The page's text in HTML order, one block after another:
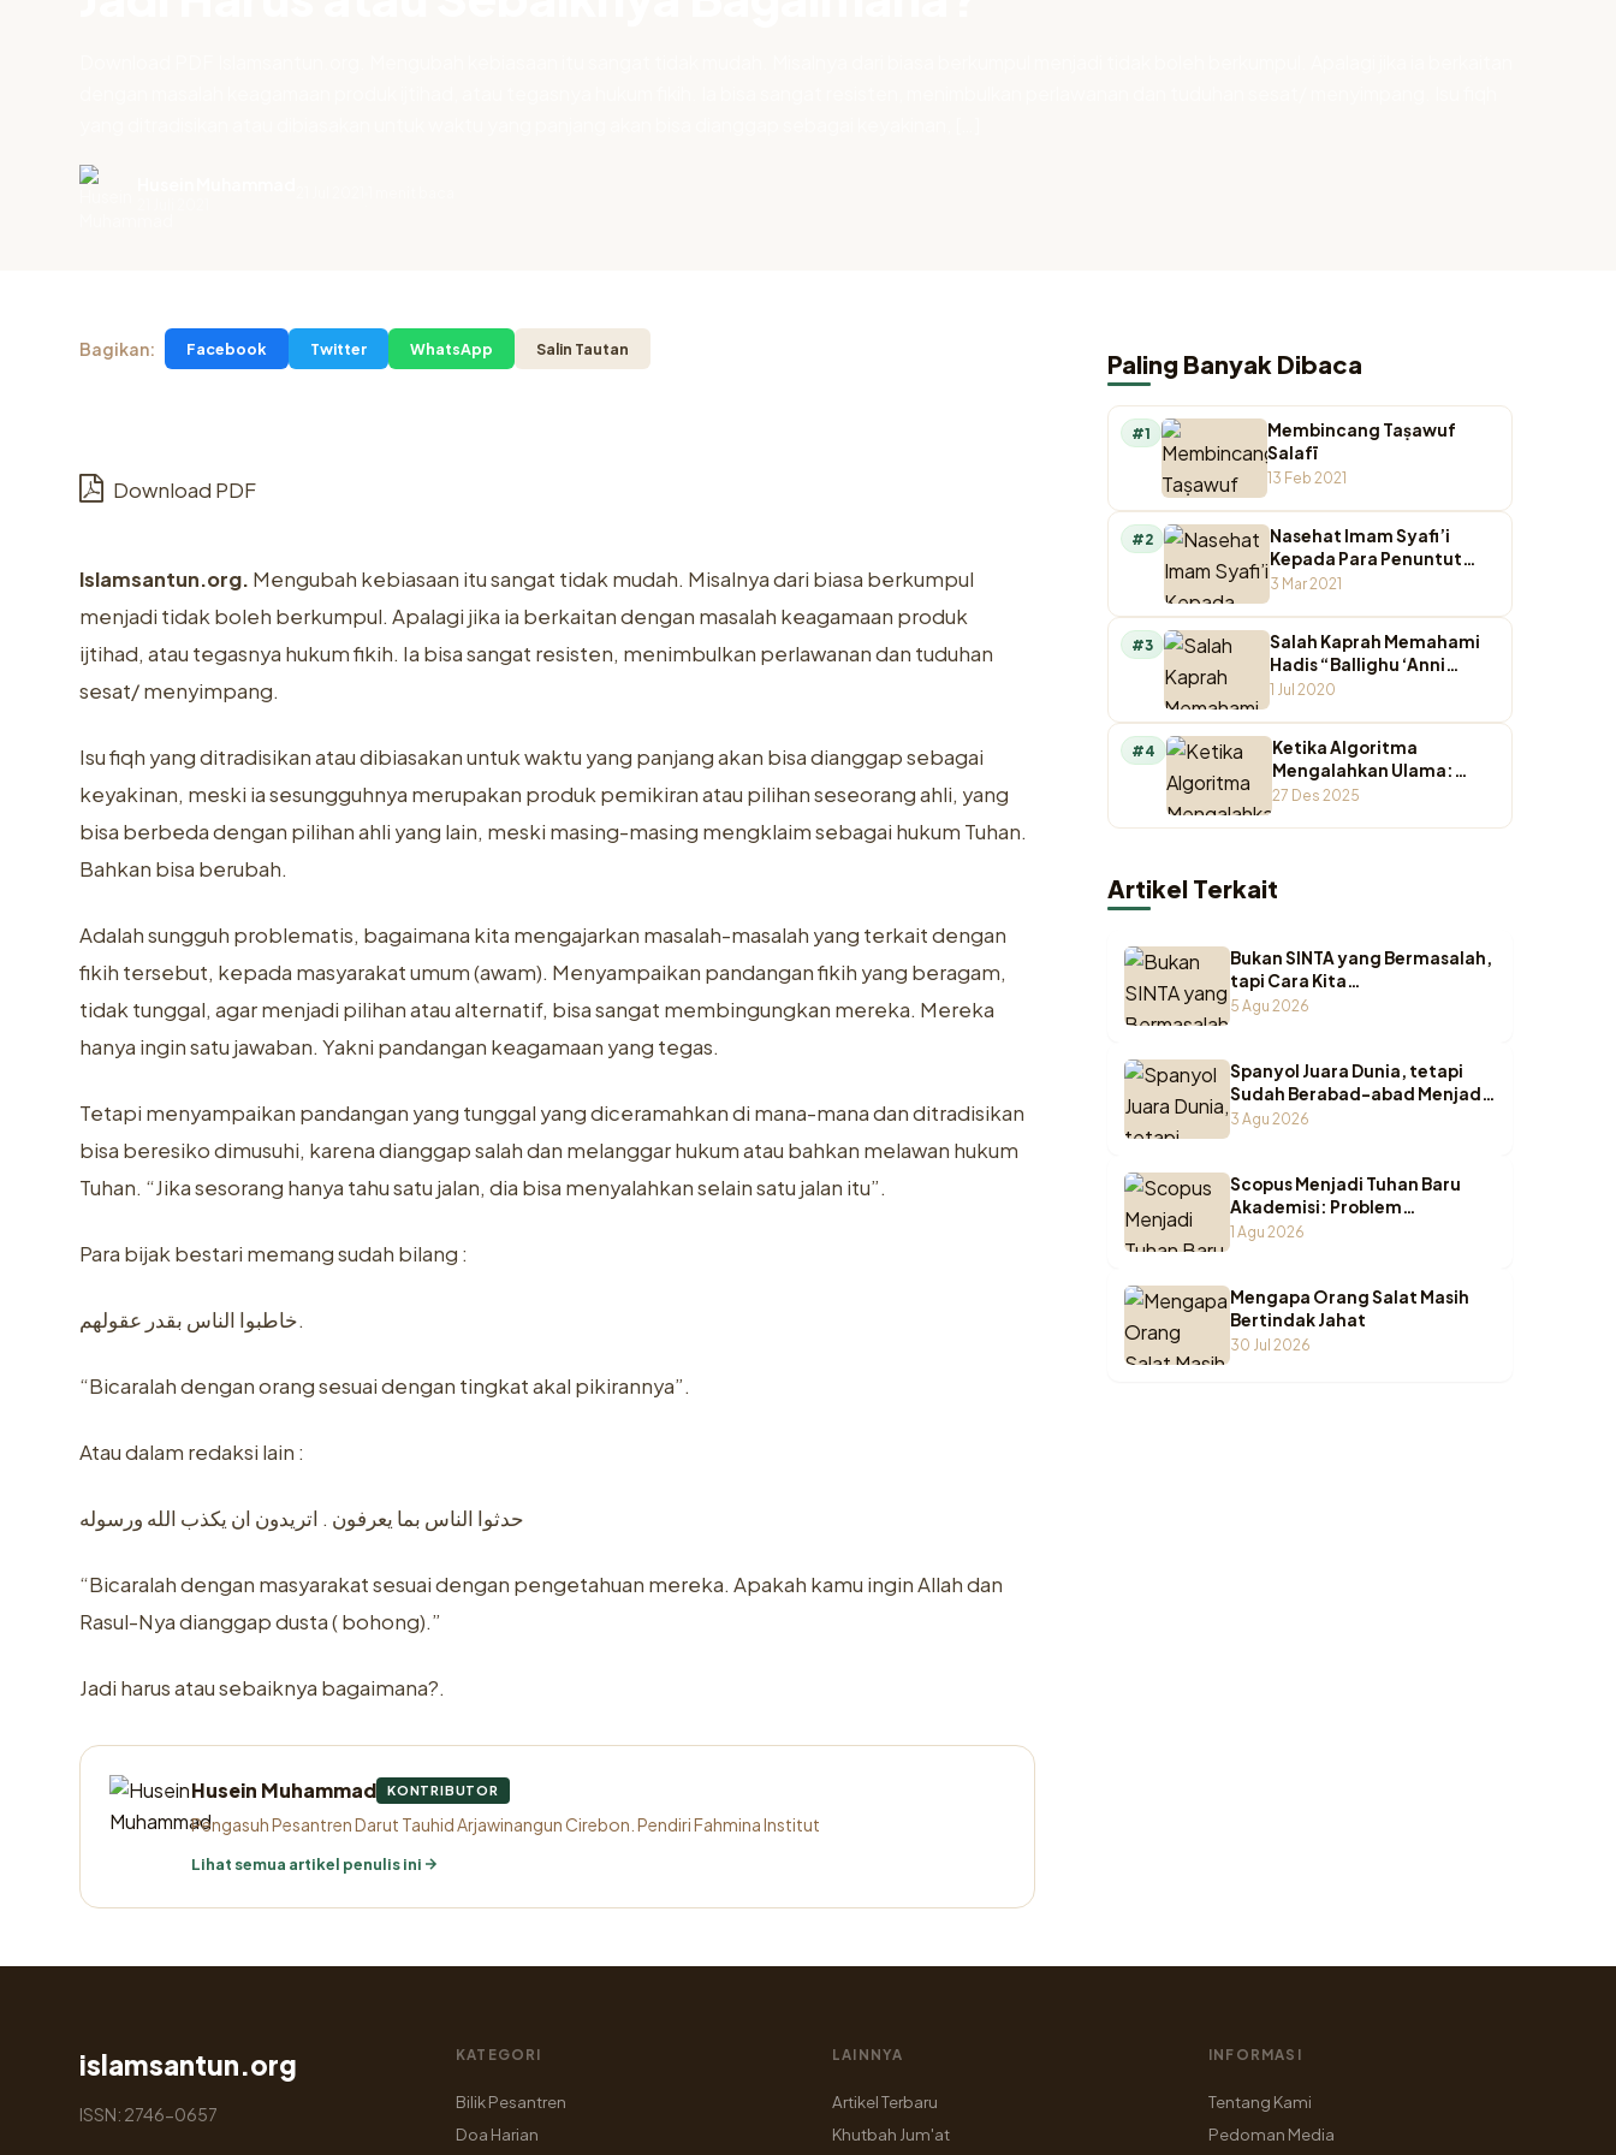
Bagikan: Facebook Twitter WhatsApp Salin Tautan
Download PDF
Islamsantun.org. Mengubah kebiasaan itu sangat tidak mudah. Misalnya dari biasa berkumpul
menjadi tidak boleh berkumpul. Apalagi jika ia berkaitan dengan masalah keagamaan produk
ijtihad, atau tegasnya hukum fikih. Ia bisa sangat resisten, menimbulkan perlawanan dan tuduhan
sesat/ menyimpang.
Isu fiqh yang ditradisikan atau dibiasakan untuk waktu yang panjang akan bisa dianggap sebagai
keyakinan, meski ia sesungguhnya merupakan produk pemikiran atau pilihan seseorang ahli, yang
bisa berbeda dengan pilihan ahli yang lain, meski masing-masing mengklaim sebagai hukum Tuhan.
Bahkan bisa berubah.
Adalah sungguh problematis, bagaimana kita mengajarkan masalah-masalah yang terkait dengan
fikih tersebut, kepada masyarakat umum (awam). Menyampaikan pandangan fikih yang beragam,
tidak tunggal, agar menjadi pilihan atau alternatif, bisa sangat membingungkan mereka. Mereka
hanya ingin satu jawaban. Yakni pandangan keagamaan yang tegas.
Tetapi menyampaikan pandangan yang tunggal yang diceramahkan di mana-mana dan ditradisikan
bisa beresiko dimusuhi, karena dianggap salah dan melanggar hukum atau bahkan melawan hukum
Tuhan. “Jika sesorang hanya tahu satu jalan, dia bisa menyalahkan selain satu jalan itu”.
Para bijak bestari memang sudah bilang :
خاطبوا الناس بقدر عقولهم.
“Bicaralah dengan orang sesuai dengan tingkat akal pikirannya”.
Atau dalam redaksi lain :
حدثوا الناس بما يعرفون . اتريدون ان يكذب الله ورسوله
“Bicaralah dengan masyarakat sesuai dengan pengetahuan mereka. Apakah kamu ingin Allah dan
Rasul-Nya dianggap dusta ( bohong).”
Jadi harus atau sebaiknya bagaimana?.
Husein Muhammad KONTRIBUTOR
Pengasuh Pesantren Darut Tauhid Arjawinangun Cirebon. Pendiri Fahmina Institut
Lihat semua artikel penulis ini
Paling Banyak Dibaca
#1
Membincang Taṣawuf
Salafī
13 Feb 2021
#2
Nasehat Imam Syafi’i
Kepada Para Penuntut
Ilmu
3 Mar 2021
#3
Salah Kaprah Memahami
Hadis “Ballighu ‘Anni
Walaw Ayah”
1 Jul 2020
#4
Ketika Algoritma
Mengalahkan Ulama:
Krisis Otoritas
27 Des 2025
Artikel Terkait
Bukan SINTA yang Bermasalah,
tapi Cara Kita
Memperlakukannya
5 Agu 2026
Spanyol Juara Dunia, tetapi
Sudah Berabad-abad Menjadi
Juara di Pesantren Indonesia
3 Agu 2026
Scopus Menjadi Tuhan Baru
Akademisi: Problem
Epistemologi ketika Wasā’il
Berubah Menjadi Maqāṣid
1 Agu 2026
Mengapa Orang Salat Masih
Bertindak Jahat
30 Jul 2026
islamsantun.org
ISSN: 2746-0657
KATEGORI
Bilik Pesantren
Doa Harian
LAINNYA
Artikel Terbaru
Khutbah Jum'at
INFORMASI
Tentang Kami
Pedoman Media